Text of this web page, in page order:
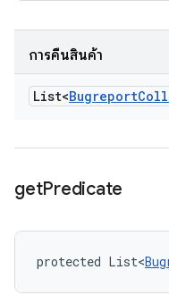
การคืนสินค้า
List<Bugreport
getPredicate
protected List<